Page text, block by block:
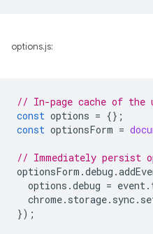
options.js:
// In-page cache of the
const options = {};
const optionsForm =
// Immediately persist
optionsForm .debug .
options .debug = event.
chrome. storage. sync.
});